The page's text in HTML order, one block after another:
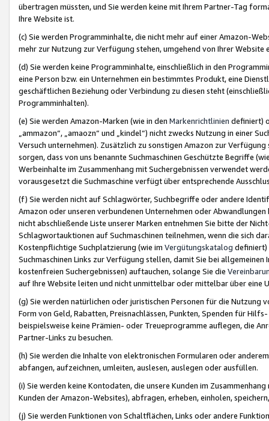
übertragen müssten, und Sie werden keine mit Ihrem Partner-Tag
Ihre Website ist.
(c) Sie werden Programminhalte, die nicht mehr auf einer Amazon-
mehr zur Nutzung zur Verfügung stehen, umgehend von Ihrer
(d) Sie werden keine Programminhalte, einschließlich in den
eine Person bzw. ein Unternehmen ein bestimmtes Produkt, eine
geschäftlichen Beziehung oder Verbindung zu diesen steht
Programminhalten).
(e) Sie werden Amazon-Marken (wie in den Markenrichtlinien definiert)
„ammazon“, „amaozn“ und „kindel“) nicht zwecks Nutzung in einer
Versuch unternehmen). Zusätzlich zu sonstigen Amazon zur
sorgen, dass von uns benannte Suchmaschinen Geschützte Begriffe
Werbeinhalte im Zusammenhang mit Suchergebnissen verwendet
vorausgesetzt die Suchmaschine verfügt über entsprechende
(f) Sie werden nicht auf Schlagwörter, Suchbegriffe oder andere
Amazon oder unseren verbundenen Unternehmen oder
nicht abschließende Liste unserer Marken entnehmen Sie bitte der
Schlagwortauktionen auf Suchmaschinen teilnehmen, wenn die sich
Kostenpflichtige Suchplatzierung (wie im Vergütungskatalog definiert)
Suchmaschinen Links zur Verfügung stellen, damit Sie bei
kostenfreien Suchergebnissen) auftauchen, solange Sie die
auf Ihre Website leiten und nicht unmittelbar oder mittelbar über eine
(g) Sie werden natürlichen oder juristischen Personen für die Nutzung
Form von Geld, Rabatten, Preisnachlässen, Punkten, Spenden für
beispielsweise keine Prämien- oder Treueprogramme auflegen, die
Partner-Links zu besuchen.
(h) Sie werden die Inhalte von elektronischen Formularen oder
abfangen, aufzeichnen, umleiten, auslesen, auslegen oder ausfüllen.
(i) Sie werden keine Kontodaten, die unsere Kunden im
Kunden der Amazon-Websites), abfragen, erheben, einholen,
(j) Sie werden Funktionen von Schaltflächen, Links oder andere